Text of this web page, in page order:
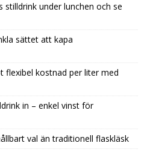
under lunchen och se
sättet att kapa
flexibel kostnad per liter med
in – enkel vinst för
val än traditionell flaskläsk